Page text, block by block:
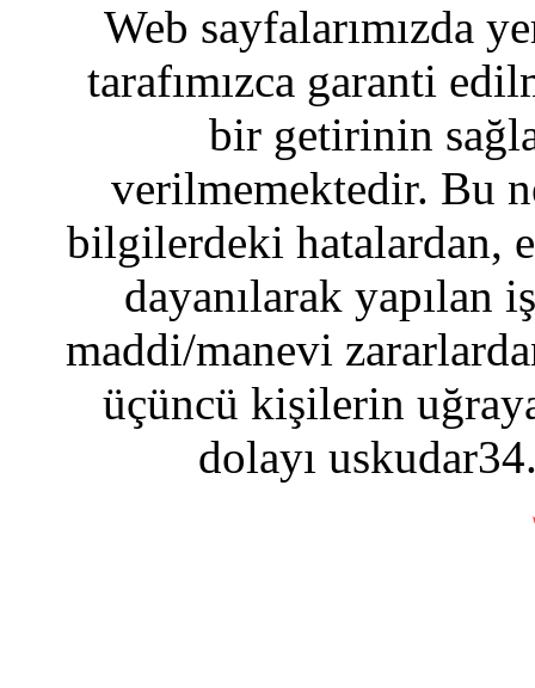
Web sayfalarımızda
tarafımızca garanti
bir getirinin
verilmemektedir. Bu
bilgilerdeki hatalardan,
dayanılarak yapılan
maddi/manevi
üçüncü kişilerin
dolayı